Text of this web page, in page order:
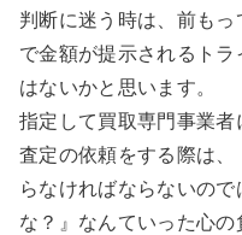
判断に迷う時は、前も
で金額が提示されるト
はないかと思います。
指定して買取専門事業
査定の依頼をする際は
らなければならないの
な？』なんていった心の